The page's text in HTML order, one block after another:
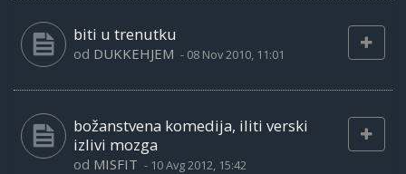
biti u trenutku
od DUKKEHJEM - 08 Nov 2010, 11:01
božanstvena komedija, iliti verski
izlivi mozga
od MISFIT - 10 Avg 2012, 15:42